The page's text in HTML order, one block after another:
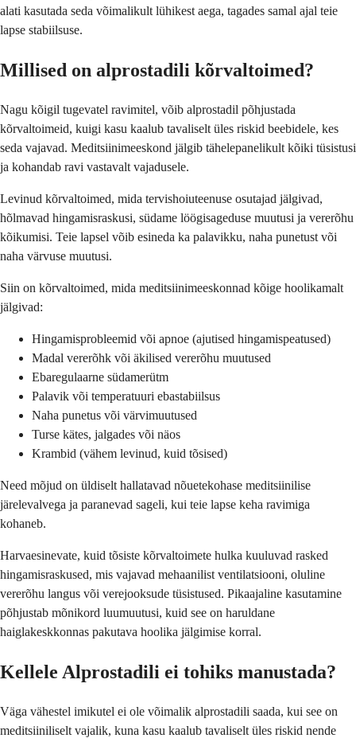
alati kasutada seda võimalikult lühikest aega, tagades samal ajal teie
lapse stabiilsuse.
Millised on alprostadili kõrvaltoimed?
Nagu kõigil tugevatel ravimitel, võib alprostadil põhjustada
kõrvaltoimeid, kuigi kasu kaalub tavaliselt üles riskid beebidele, kes
seda vajavad. Meditsiinimeeskond jälgib tähelepanelikult kõiki tüsistusi
ja kohandab ravi vastavalt vajadusele.
Levinud kõrvaltoimed, mida tervishoiuteenuse osutajad jälgivad,
hõlmavad hingamisraskusi, südame löögisageduse muutusi ja vererõhu
kõikumisi. Teie lapsel võib esineda ka palavikku, naha punetust või
naha värvuse muutusi.
Siin on kõrvaltoimed, mida meditsiinimeeskonnad kõige hoolikamalt
jälgivad:
Hingamisprobleemid või apnoe (ajutised hingamispeatused)
Madal vererõhk või äkilised vererõhu muutused
Ebaregulaarne südamerütm
Palavik või temperatuuri ebastabiilsus
Naha punetus või värvimuutused
Turse kätes, jalgades või näos
Krambid (vähem levinud, kuid tõsised)
Need mõjud on üldiselt hallatavad nõuetekohase meditsiinilise
järelevalvega ja paranevad sageli, kui teie lapse keha ravimiga
kohaneb.
Harvaesinevate, kuid tõsiste kõrvaltoimete hulka kuuluvad rasked
hingamisraskused, mis vajavad mehaanilist ventilatsiooni, oluline
vererõhu langus või verejooksude tüsistused. Pikaajaline kasutamine
põhjustab mõnikord luumuutusi, kuid see on haruldane
haiglakeskkonnas pakutava hoolika jälgimise korral.
Kellele Alprostadili ei tohiks manustada?
Väga vähestel imikutel ei ole võimalik alprostadili saada, kui see on
meditsiiniliselt vajalik, kuna kasu kaalub tavaliselt üles riskid nende